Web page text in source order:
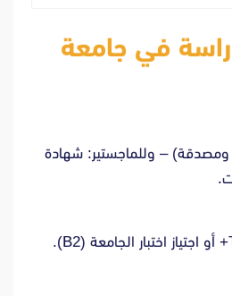
في جامعة
ومصدقة) – وللماجستير: شهادة